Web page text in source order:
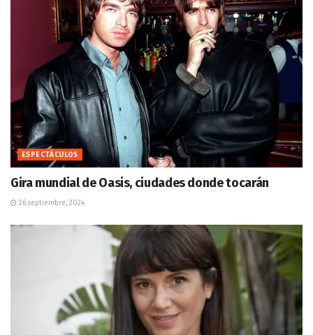
ESPECTÁCULOS
Gira mundial de Oasis, ciudades donde tocarán
26 septiembre, 2024